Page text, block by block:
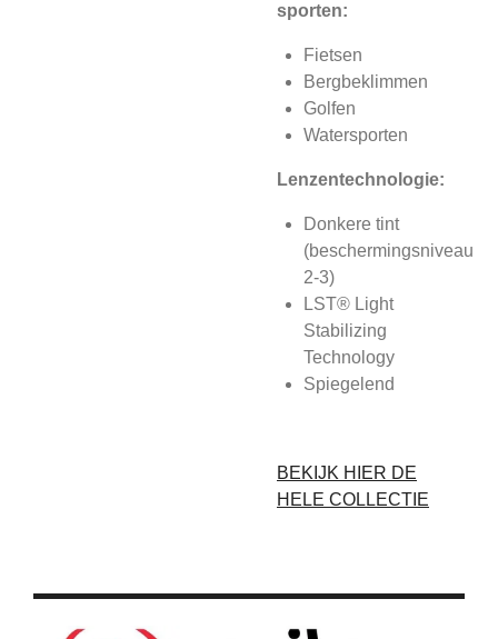
sporten:
Fietsen
Bergbeklimmen
Golfen
Watersporten
Lenzentechnologie:
Donkere tint
(beschermingsniveau
2-3)
LST® Light
Stabilizing
Technology
Spiegelend
BEKIJK HIER DE
HELE COLLECTIE